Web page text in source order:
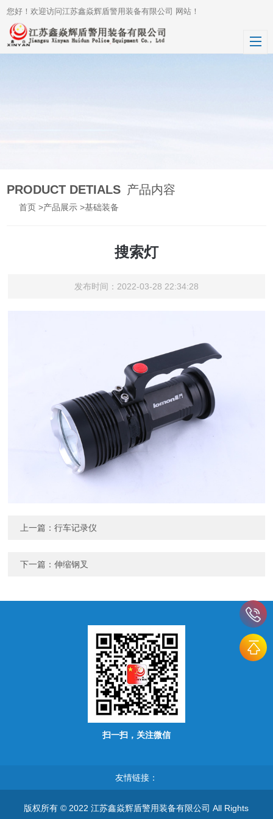
您好！欢迎访问江苏鑫焱辉盾警用装备有限公司 网站！
PRODUCT DETIALS 产品内容
首页 >产品展示 >基础装备
搜索灯
发布时间：2022-03-28 22:34:28
上一篇：行车记录仪
下一篇：伸缩钢叉
扫一扫，关注微信
友情链接：
版权所有 © 2022 江苏鑫焱辉盾警用装备有限公司 All Rights